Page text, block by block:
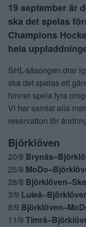
19 september är
ska det spelas
Champions
hela
SHL-säsongen drar
ska det spelas ett
hinner spela fyra
Vi har samlat alla
reservation för
Björklöven
20/8
25/8
28/8
3/9
8/9
11/9